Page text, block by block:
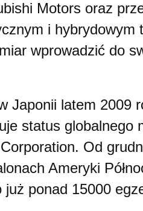
Motors oraz
i hybrydowym
wprowadzić do
Japonii latem 2009
status globalnego
Od
Ameryki
już ponad 15000